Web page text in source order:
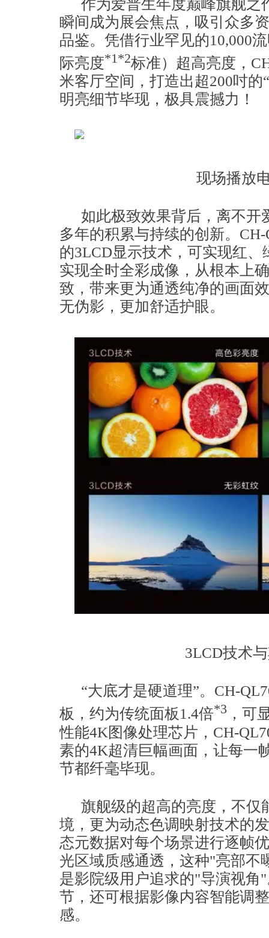
作为爱普生年度巅峰旗舰之
瞬间成为展会焦点，吸引众多
品鉴。凭借行业罕见的10,000
际亮度*1*2标准）超高亮度，
米客厅空间，打造出超200吋
明亮细节毕现，极具震撼力！
现场播放
如此极致效果背后，离不开
多年的积累与持续的创新。
的3LCD显示技术，可实现红
实现全时全彩成像，从根本上
致，带来更为通透纯净的画面
无伪影，更加舒适护眼。
3LCD技术
“大底才是硬道理”。CH-
板，约为传统面板1.4倍*3 ，可
性能4K图像处理芯片，CH-
素的4K超清巨幅画面，让每一
节都纤毫毕现。
旗舰级的超高的亮度，不仅
境，更为动态色调映射技术的
态元数据对每个场景进行逐帧
光区域质感通透，这种"亮部不
是影院级用户追求的"导演视角
节，还可根据影像内容智能调
感。